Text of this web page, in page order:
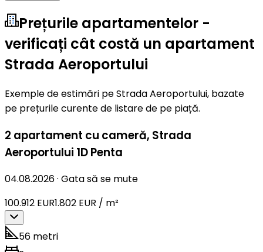
Prețurile apartamentelor -
verificați cât costă un apartament
Strada Aeroportului
Exemple de estimări pe Strada Aeroportului, bazate
pe prețurile curente de listare de pe piață.
2 apartament cu cameră, Strada
Aeroportului 1D Penta
04.08.2026· Gata să se mute
100.912 EUR1.802 EUR / m²
56 metri